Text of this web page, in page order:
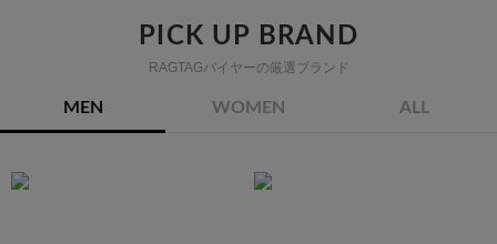
PICK UP BRAND
RAGTAGバイヤーの厳選ブランド
MEN WOMEN ALL